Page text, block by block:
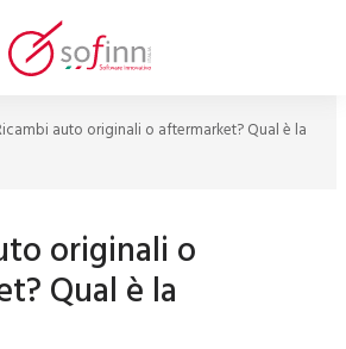
auto originali o aftermarket? Qual è la
originali o
Qual è la